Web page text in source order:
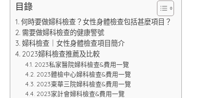
目錄
何時要做婦科檢查？女性身體檢查包括甚麼項目？
需要做婦科檢查的健康警號
婦科檢查｜女性身體檢查項目簡介
2023婦科檢查推薦及比較
2023私家醫院婦科檢查&費用一覽
2023體檢中心婦科檢查&費用一覽
2023東華三院婦科檢查&費用一覽
2023家計會婦科檢查&費用一覽